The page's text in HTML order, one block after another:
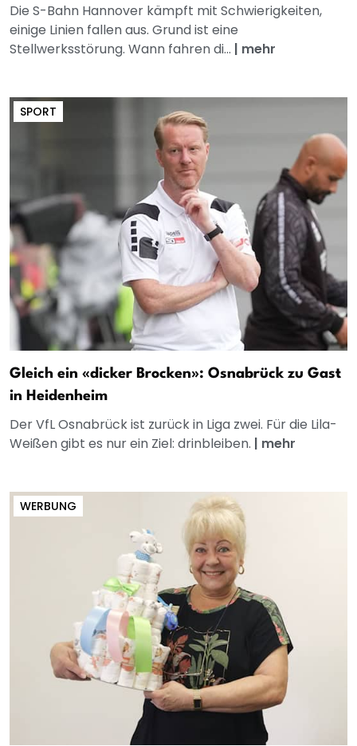
Die S-Bahn Hannover kämpft mit Schwierigkeiten,
einige Linien fallen aus. Grund ist eine
Stellwerksstörung. Wann fahren di... | mehr
SPORT
Gleich ein «dicker Brocken»: Osnabrück zu Gast
in Heidenheim
Der VfL Osnabrück ist zurück in Liga zwei. Für die Lila-
Weißen gibt es nur ein Ziel: drinbleiben. | mehr
WERBUNG